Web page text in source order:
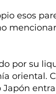
esos
por su
oriental.